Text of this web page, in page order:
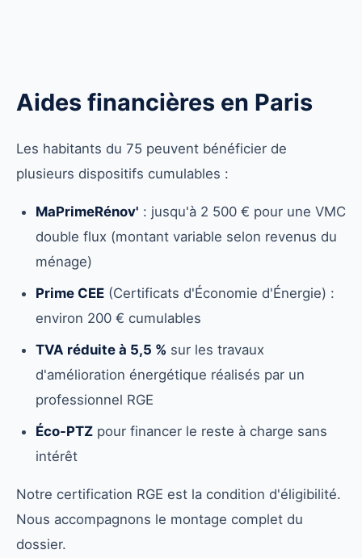
Aides financières en Paris
Les habitants du 75 peuvent bénéficier de
plusieurs dispositifs cumulables :
MaPrimeRénov' : jusqu'à 2 500 € pour une VMC
double flux (montant variable selon revenus du
ménage)
Prime CEE (Certificats d'Économie d'Énergie) :
environ 200 € cumulables
TVA réduite à 5,5 % sur les travaux
d'amélioration énergétique réalisés par un
professionnel RGE
Éco-PTZ pour financer le reste à charge sans
intérêt
Notre certification RGE est la condition d'éligibilité.
Nous accompagnons le montage complet du
dossier.